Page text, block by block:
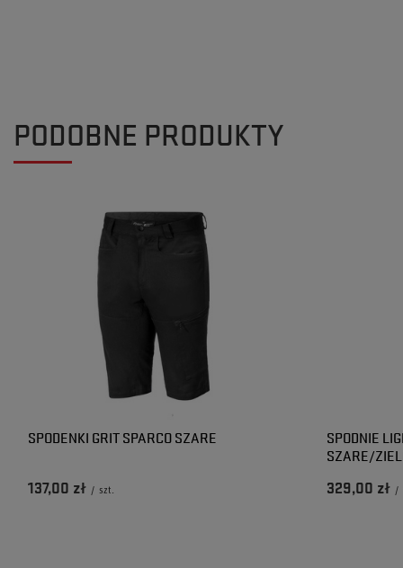
PODOBNE PRODUKTY
SPODENKI GRIT SPARCO SZARE
137,00 zł / szt.
SPODNIE
SZARE/
329,00 zł /